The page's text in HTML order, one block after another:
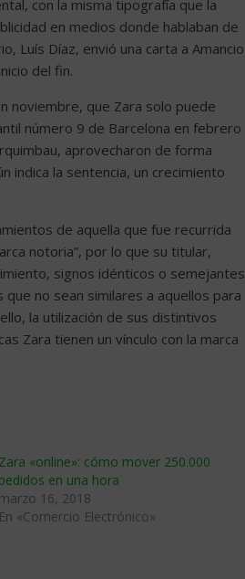
con la misma tipografía que la
en medios donde hablaban de
Luís Díaz, envió una carta a Amancio
del fin.
noviembre, que Zara solo puede
número 9 de Barcelona en febrero
aprovecharon de forma
indica la sentencia, un crecimiento
de aquella que fue recurrida
notoria”, por lo que su titular,
signos idénticos o semejantes
no sean similares a aquellos para
la utilización de sus distintivos
Zara tienen un vínculo con la marca
Zara «online»: cómo mover 250.000
pedidos en una hora
marzo 16, 2018
En «Comercio Electrónico»